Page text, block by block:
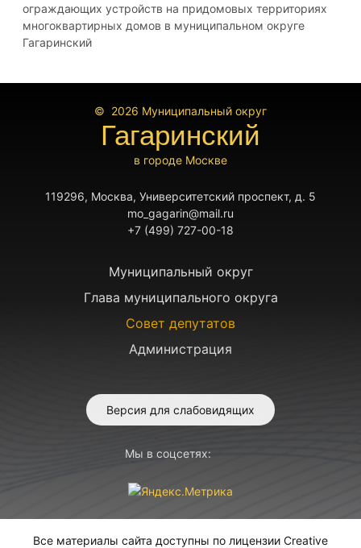
ограждающих устройств на придомовых территориях
многоквартирных домов в муниципальном округе
Гагаринский
© 2026 Муниципальный округ
Гагаринский
в городе Москве
119296, Москва, Университетский проспект, д. 5
mo_gagarin@mail.ru
+7 (499) 727-00-18
Муниципальный округ
Глава муниципального округа
Совет депутатов
Администрация
Версия для слабовидящих
Мы в соцсетях:
Все материалы сайта доступны по лицензии Creative